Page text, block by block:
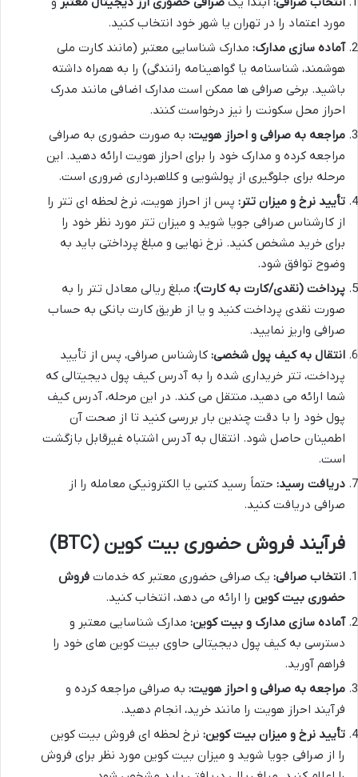
مورد اعتماد را در تهران یا شهر خود انتخاب کنید.
آماده سازی مدارک: مدارک شناسایی معتبر (مانند کارت ملی
هوشمند، شناسنامه یا گواهینامه رانندگی) را به همراه داشته
باشید. برخی صرافی ها ممکن است مدارک اضافی مانند مدرک
احراز محل سکونت را نیز درخواست کنند.
مراجعه به صرافی و احراز هویت: به صورت حضوری به صرافی
مراجعه کرده و مدارک خود را برای احراز هویت ارائه دهید. این
مرحله برای جلوگیری از پولشویی و کلاهبرداری ضروری است.
تأیید نرخ و میزان تتر: پس از احراز هویت، نرخ لحظه ای تتر را
از کارشناس صرافی جویا شوید و میزان تتر مورد نظر خود را
برای خرید مشخص کنید. نرخ نهایی و مبلغ پرداختی باید به
وضوح توافق شود.
پرداخت (نقدی/کارت به کارت): مبلغ ریالی معادل تتر را به
صورت نقدی پرداخت کنید و یا از طریق کارت بانکی به حساب
صرافی واریز نمایید.
انتقال به کیف پول شخصی: کارشناس صرافی، پس از تأیید
پرداخت، تتر خریداری شده را به آدرس کیف پول دیجیتالی که
شما ارائه می دهید، منتقل می کند. در این مرحله، آدرس کیف
پول خود را با دقت چندین بار بررسی کنید تا از صحت آن
اطمینان حاصل شود. انتقال به آدرس اشتباه غیرقابل بازگشت
است.
دریافت رسید: حتماً رسید کتبی یا الکترونیکی معامله را از
صرافی دریافت کنید.
فرآیند فروش حضوری بیت کوین (BTC)
انتخاب صرافی: یک صرافی حضوری معتبر که خدمات فروش
حضوری بیت کوین را ارائه می دهد، انتخاب کنید.
آماده سازی مدارک و بیت کوین: مدارک شناسایی معتبر و
دسترسی به کیف پول دیجیتالی حاوی بیت کوین های خود را
فراهم آورید.
مراجعه به صرافی و احراز هویت: به صرافی مراجعه کرده و
فرآیند احراز هویت را مانند خرید، انجام دهید.
تأیید نرخ و میزان بیت کوین: نرخ لحظه ای فروش بیت کوین
را از صرافی جویا شوید و میزان بیت کوین مورد نظر برای فروش